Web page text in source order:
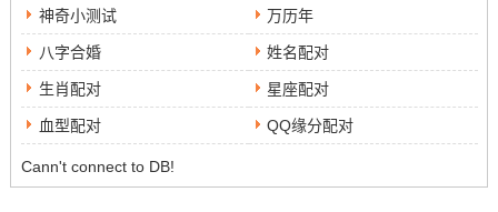
神奇小测试 万历年
八字合婚 姓名配对
生肖配对 星座配对
血型配对 QQ缘分配对
Cann't connect to DB!